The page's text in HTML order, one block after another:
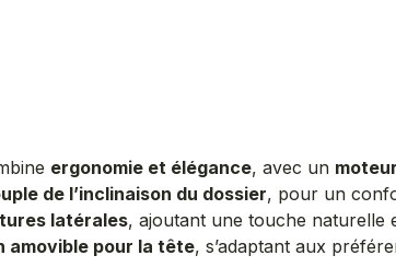
ergonomie et élégance, avec un
de l’inclinaison du dossier, pour un
latérales, ajoutant une touche naturelle
amovible pour la tête, s’adaptant aux